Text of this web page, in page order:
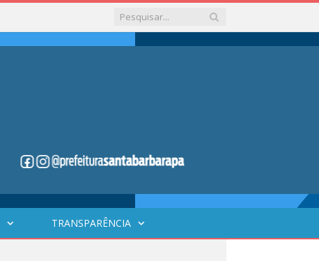
TRANSPARÊNCIA